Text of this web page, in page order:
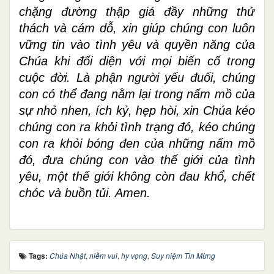
chặng đường thập giá đầy những thử
thách và cám dỗ, xin giúp chúng con luôn
vững tin vào tình yêu và quyền năng của
Chúa khi đối diện với mọi biến cố trong
cuộc đời. Là phận người yếu đuối, chúng
con có thể đang nằm lại trong nấm mồ của
sự nhỏ nhen, ích kỷ, hẹp hòi, xin Chúa kéo
chúng con ra khỏi tình trạng đó, kéo chúng
con ra khỏi bóng đen của những nấm mồ
đó, đưa chúng con vào thế giới của tình
yêu, một thế giới không còn đau khổ, chết
chóc và buồn tủi. Amen.
Tags: Chúa Nhật, niềm vui, hy vọng, Suy niệm Tin Mừng